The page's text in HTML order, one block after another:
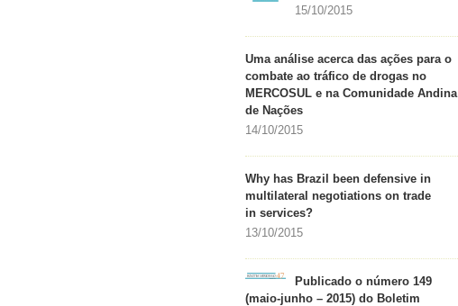
15/10/2015
Uma análise acerca das ações para o
combate ao tráfico de drogas no
MERCOSUL e na Comunidade Andina
de Nações
14/10/2015
Why has Brazil been defensive in
multilateral negotiations on trade
in services?
13/10/2015
Publicado o número 149
(maio-junho – 2015) do Boletim